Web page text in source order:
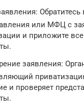
Обратитесь
или МФЦ с
и приложите
заявления:
и проверяет